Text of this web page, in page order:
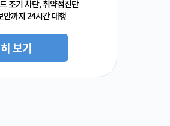
조기 차단, 취약점진단
안까지 24시간 대행
보기